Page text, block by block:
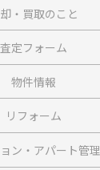
・買取のこと
査定フォーム
物件情報
リフォーム
ン・アパート管理